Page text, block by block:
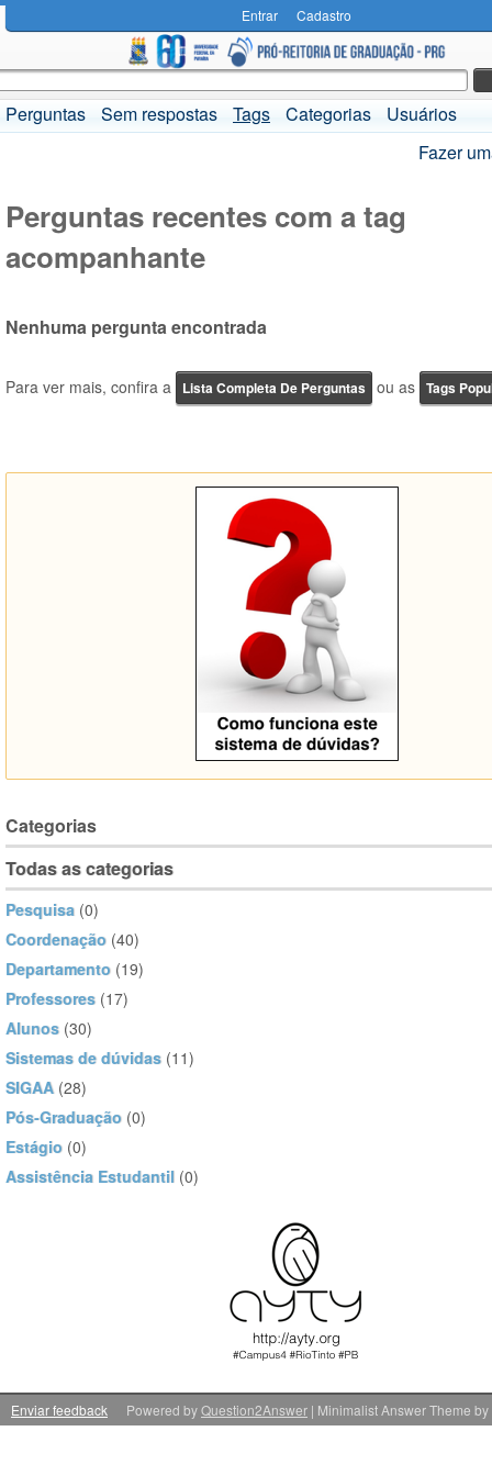
Entrar Cadastro
Perguntas Sem respostas Tags Categorias
Usuários
Fazer
Perguntas recentes com a tag
acompanhante
Nenhuma pergunta encontrada
Para ver mais, confira a Lista Completa De Perguntas ou as Tags
Categorias
Todas as categorias
Pesquisa (0)
Coordenação (40)
Departamento (19)
Professores (17)
Alunos (30)
Sistemas de dúvidas (11)
SIGAA (28)
Pós-Graduação (0)
Estágio (0)
Assistência Estudantil (0)
Enviar feedback | Minimalist Answer Theme by
Powered byQuestion2Answer